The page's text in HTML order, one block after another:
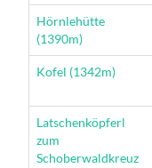
Wanderung
Hörnlehütte
(1390m)
Wanderung
Kofel (1342m)
Wanderung
Latschenköpferl
zum
Schoberwaldkreuz